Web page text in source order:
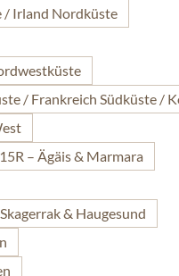
/ Irland Nordküste
/ Frankreich Südküste /
– Ägäis & Marmara
& Haugesund